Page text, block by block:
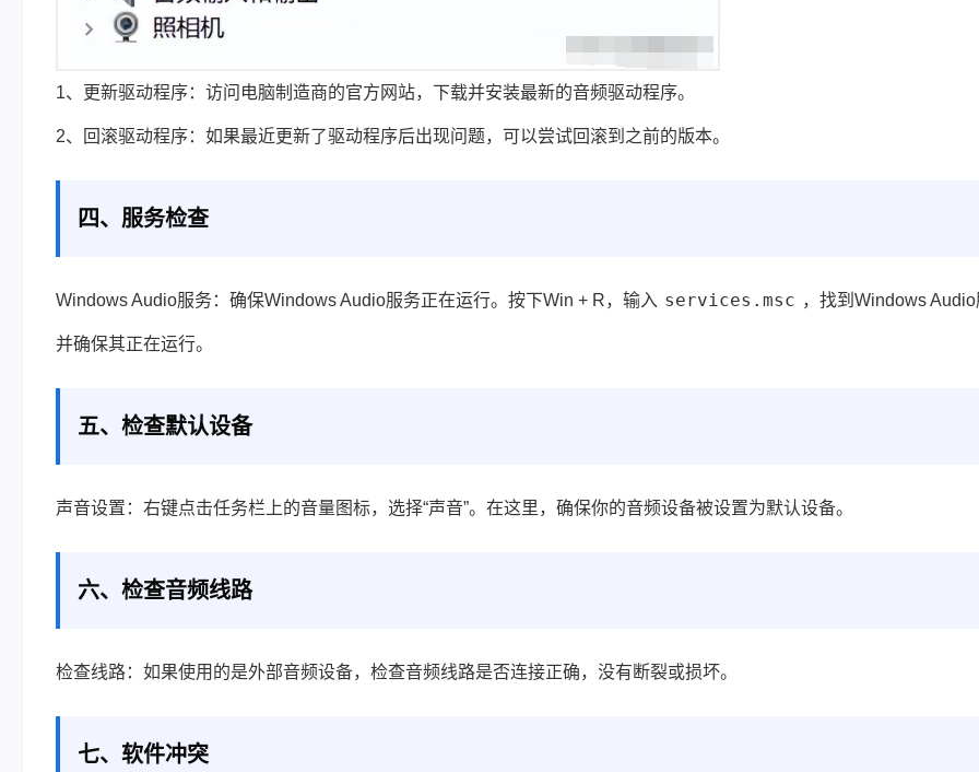
1、更新驱动程序：访问电脑制造商的官方网站，下载并安装最新的音频驱动程序。
2、回滚驱动程序：如果最近更新了驱动程序后出现问题，可以尝试回滚到之前的版本。
四、服务检查
Windows Audio服务：确保Windows Audio服务正在运行。按下Win + R，输入 services.msc ，找到Windows
并确保其正在运行。
五、检查默认设备
声音设置：右键点击任务栏上的音量图标，选择“声音”。在这里，确保你的音频设备被设置为默认设备。
六、检查音频线路
检查线路：如果使用的是外部音频设备，检查音频线路是否连接正确，没有断裂或损坏。
七、软件冲突